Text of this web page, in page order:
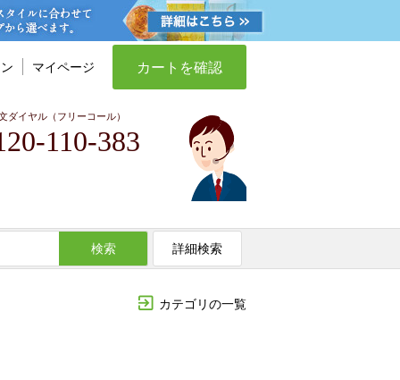
マイページ カートを確認
ダイヤル（フリーコール）
110-383
検索 詳細検索
カテゴリの一覧